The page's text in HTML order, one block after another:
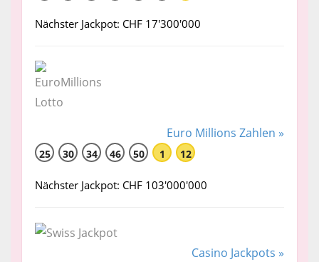
Nächster Jackpot: CHF 17'300'000
Euro Millions Zahlen »
25 30 34 46 50 1 12
Nächster Jackpot: CHF 103'000'000
Casino Jackpots »